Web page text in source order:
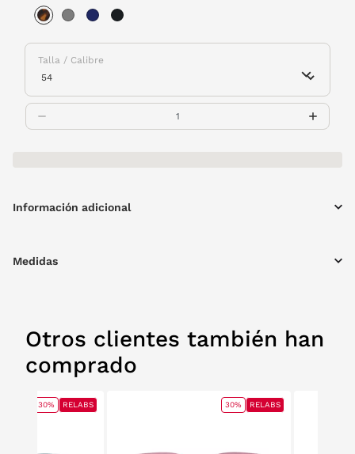
Talla / Calibre
Información adicional
Medidas
Otros clientes también han
comprado
30% RELABS 30% RELABS